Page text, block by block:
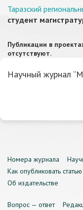
Таразский
студент
Публикации в
отсутствуют.
Научный журнал
Номера журнала
Как опубликовать статью
Об издательстве
Вопрос — ответ